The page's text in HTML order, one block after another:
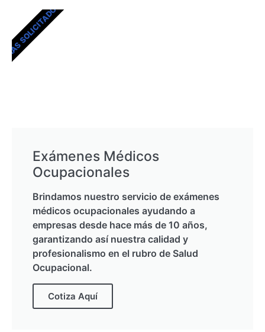
Exámenes Médicos
Ocupacionales
Brindamos nuestro servicio de exámenes
médicos ocupacionales ayudando a
empresas desde hace más de 10 años,
garantizando así nuestra calidad y
profesionalismo en el rubro de Salud
Ocupacional.
Cotiza Aquí
MÁS SOLICITADOS